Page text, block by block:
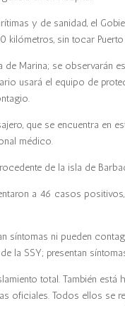
y de sanidad, el
kilómetros, sin tocar Puerto
de Marina; se observarán
usará el equipo de
que se encuentra en
médico.
de la isla de
a 46 casos
ni pueden
la SSY; presentan
total. También está
oficiales. Todos ellos se